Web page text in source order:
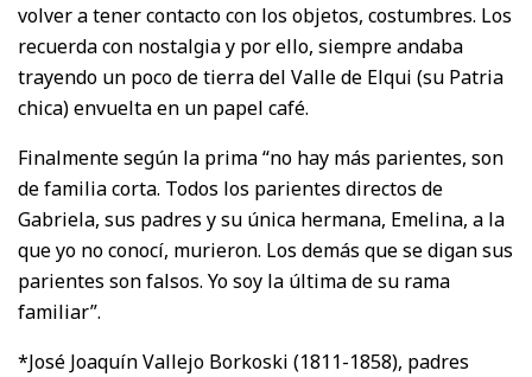
volver a tener contacto con los objetos, costumbres. Los
recuerda con nostalgia y por ello, siempre andaba
trayendo un poco de tierra del Valle de Elqui (su Patria
chica) envuelta en un papel café.
Finalmente según la prima “no hay más parientes, son
de familia corta. Todos los parientes directos de
Gabriela, sus padres y su única hermana, Emelina, a la
que yo no conocí, murieron. Los demás que se digan sus
parientes son falsos. Yo soy la última de su rama
familiar”.
*José Joaquín Vallejo Borkoski (1811-1858), padres